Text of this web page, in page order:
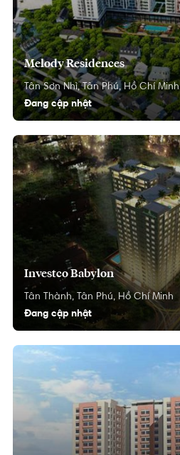
Melody Residences
Tân Sơn Nhì, Tân Phú, Hồ Chí Minh
Đang cập nhật
Investco Babylon
Tân Thành, Tân Phú, Hồ Chí Minh
Đang cập nhật